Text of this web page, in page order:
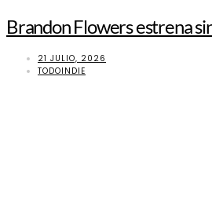
Brandon Flowers estrena
21 JULIO, 2026
TODOINDIE